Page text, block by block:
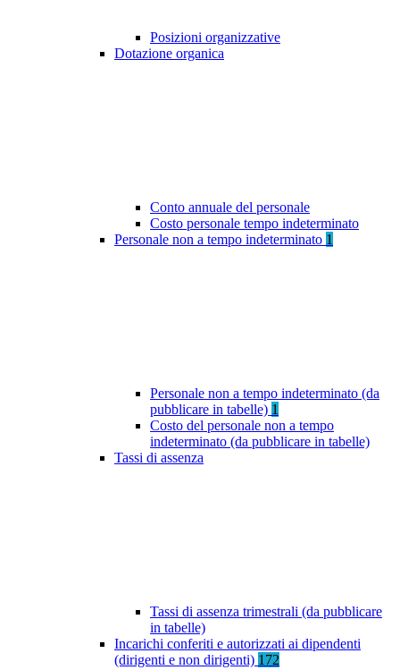
Posizioni organizzative
Dotazione organica
Conto annuale del personale
Costo personale tempo indeterminato
Personale non a tempo indeterminato 1
Personale non a tempo indeterminato (da
pubblicare in tabelle) 1
Costo del personale non a tempo
indeterminato (da pubblicare in tabelle)
Tassi di assenza
Tassi di assenza trimestrali (da pubblicare
in tabelle)
Incarichi conferiti e autorizzati ai dipendenti
(dirigenti e non dirigenti) 172